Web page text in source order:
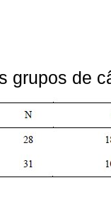
grupos de